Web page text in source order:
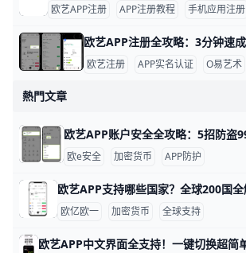
欧艺APP注册 APP注册教程 手机应用注册
欧艺注册 APP实名认证 O易艺术
熱門文章
欧e安全 加密货币 APP防护
欧亿欧一 加密货币 全球支持